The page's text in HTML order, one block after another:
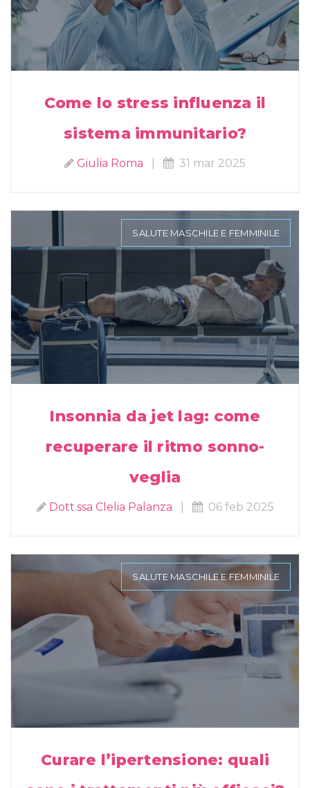
Come lo stress influenza il
sistema immunitario?
Giulia Roma 31 mar 2025
SALUTE MASCHILE E FEMMINILE
Insonnia da jet lag: come
recuperare il ritmo sonno-
veglia
Dott.ssa Clelia Palanza 06 feb 2025
SALUTE MASCHILE E FEMMINILE
Curare l’ipertensione: quali